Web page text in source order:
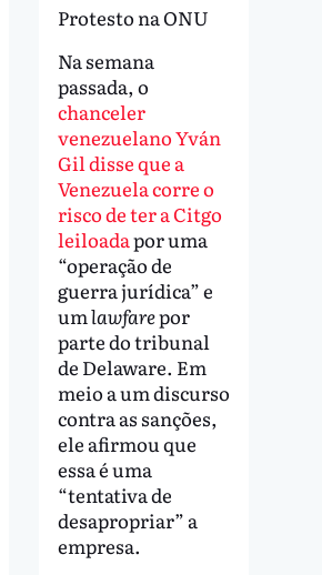
Protesto na ONU
Na semana
passada, o
chanceler
venezuelano Yván
Gil disse que a
Venezuela corre o
risco de ter a Citgo
leiloadapor uma
“operação de
guerra jurídica” e
umlawfarepor
parte do tribunal
de Delaware. Em
meio a um discurso
contra as sanções,
ele afirmou que
essa é uma
“tentativa de
desapropriar” a
empresa.